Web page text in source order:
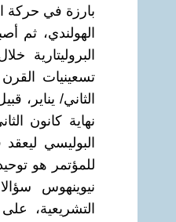
بارزة في حركة
الثاني/ يناير،
نهاية كانون
البوليسي
للمؤتمر هو
نيوينهوس
التشريعية،